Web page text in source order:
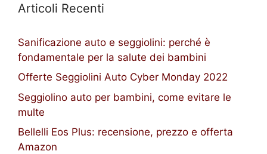
Articoli Recenti
Sanificazione auto e seggiolini: perché è
fondamentale per la salute dei bambini
Offerte Seggiolini Auto Cyber Monday 2022
Seggiolino auto per bambini, come evitare le
multe
Bellelli Eos Plus: recensione, prezzo e offerta
Amazon